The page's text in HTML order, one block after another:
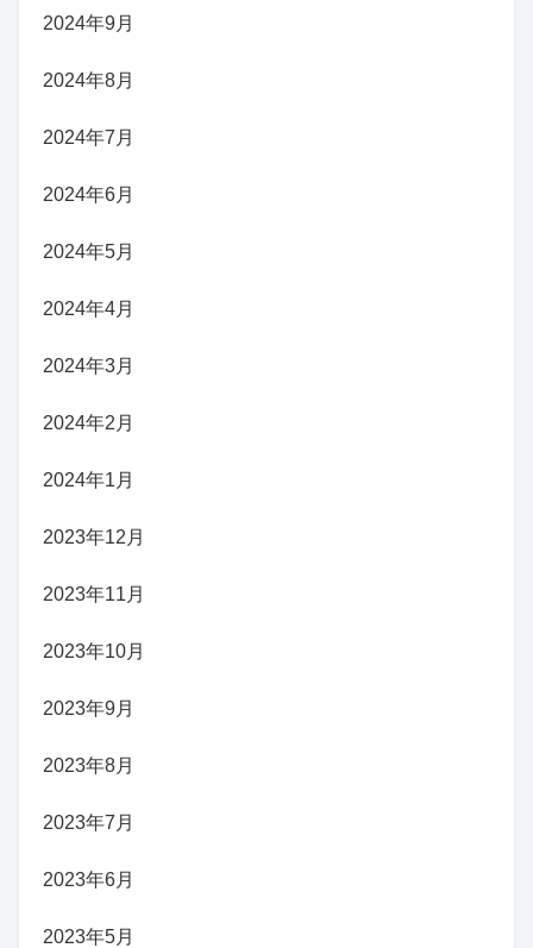
2024年9月
2024年8月
2024年7月
2024年6月
2024年5月
2024年4月
2024年3月
2024年2月
2024年1月
2023年12月
2023年11月
2023年10月
2023年9月
2023年8月
2023年7月
2023年6月
2023年5月